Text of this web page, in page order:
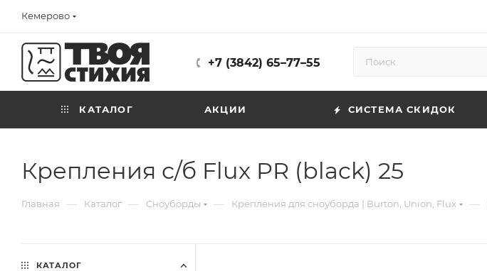
Кемерово
+7 (3842) 65–77–55
КАТАЛОГ АКЦИИ СИСТЕМА СКИДОК
Крепления с/б Flux PR (black) 25
Главная — Каталог — Сноуборды — Крепления для сноуборда | Burton, Union, Flux —
КАТАЛОГ